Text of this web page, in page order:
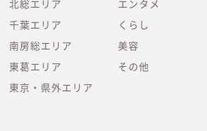
北総エリア
千葉エリア
南房総エリア
東葛エリア
東京・県外エリア
エンタメ
くらし
美容
その他